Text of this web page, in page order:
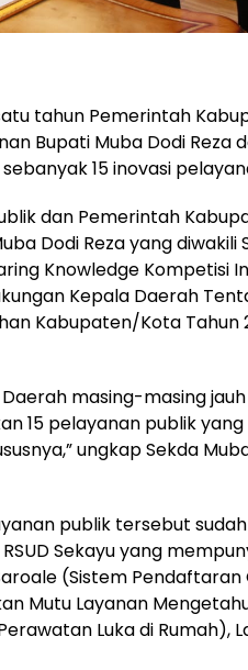
tahun Pemerintah
Bupati Muba Dodi Reza
15 inovasi
dan Pemerintah
Dodi Reza yang
Knowledge Kompetisi
Kepala Daerah
Kabupaten/Kota Tahun
masing-masing
15 pelayanan publik
ungkap Sekda
publik tersebut
Sekayu yang
(Sistem
Mutu Layanan
Luka di Rumah),